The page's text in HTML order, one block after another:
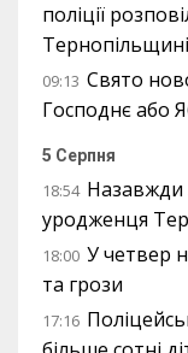
поліції
Тернопільщині
09:13 Свято
Господнє або
5 Серпня
18:54 Назавжди
уродженця
18:00 У четвер
та грози
17:16